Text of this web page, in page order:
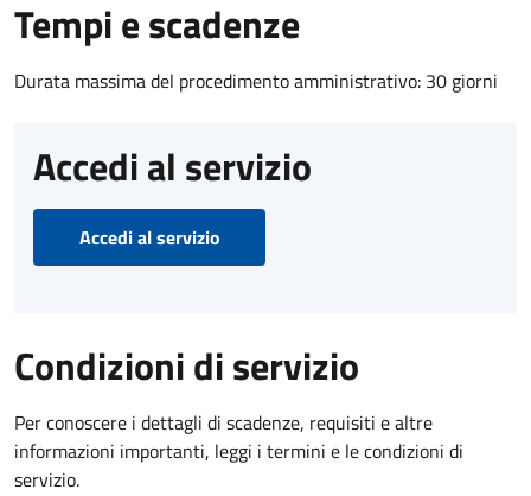
Tempi e scadenze
Durata massima del procedimento amministrativo: 30 giorni
Accedi al servizio
Accedi al servizio
Condizioni di servizio
Per conoscere i dettagli di scadenze, requisiti e altre
informazioni importanti, leggi i termini e le condizioni di
servizio.